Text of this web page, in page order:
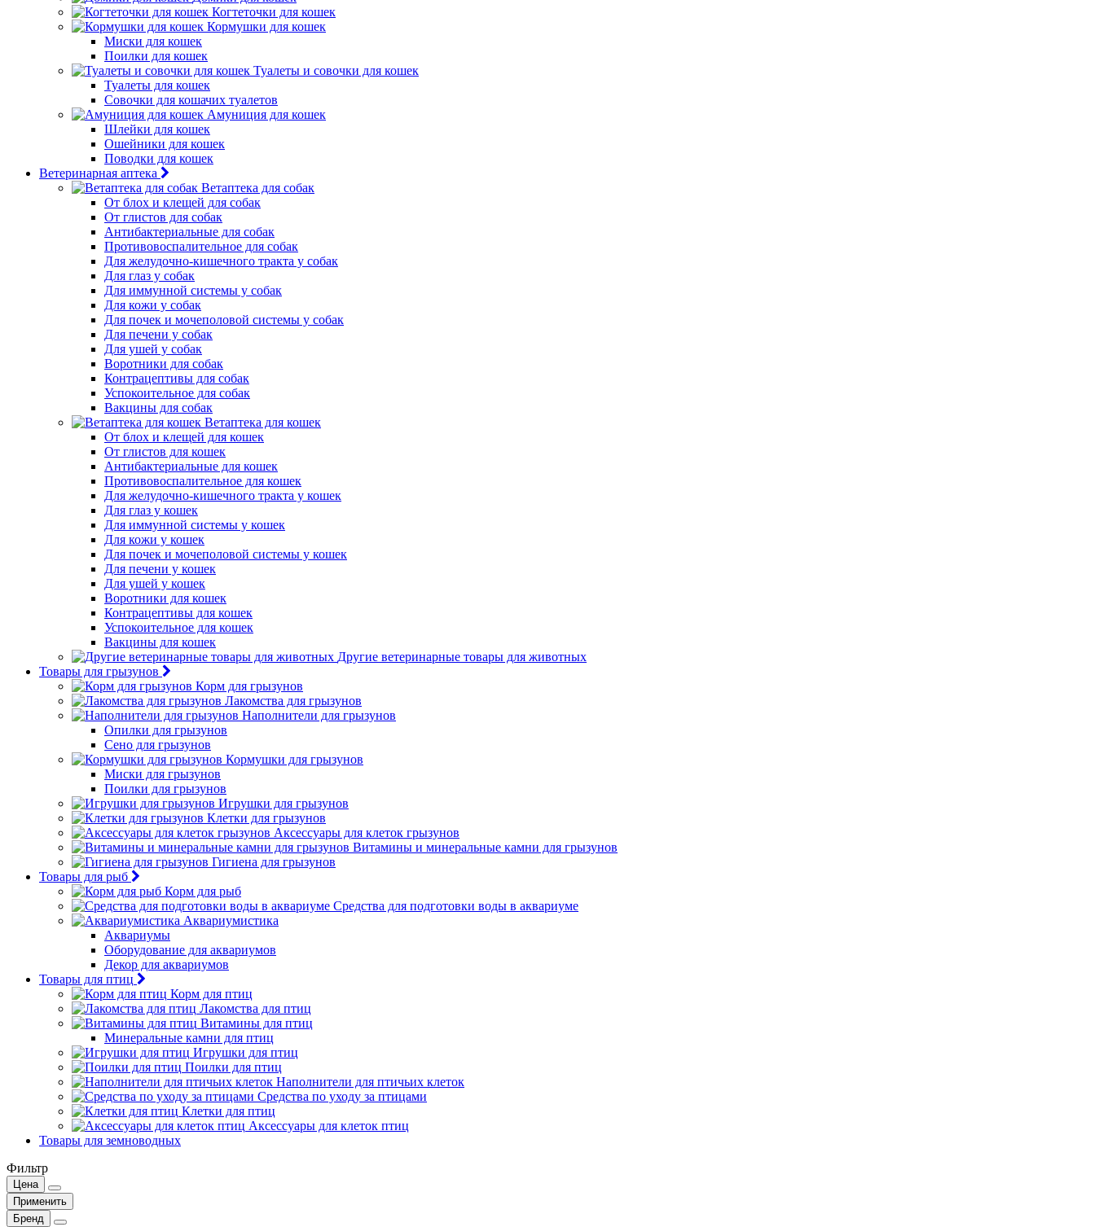
Когтеточки для кошек
Кормушки для кошек
Миски для кошек
Поилки для кошек
Туалеты и совочки для кошек
Туалеты для кошек
Совочки для кошачих туалетов
Амуниция для кошек
Шлейки для кошек
Ошейники для кошек
Поводки для кошек
Ветеринарная аптека
Ветаптека для собак
От блох и клещей для собак
От глистов для собак
Антибактериальные для собак
Противовоспалительное для собак
Для желудочно-кишечного тракта у собак
Для глаз у собак
Для иммунной системы у собак
Для кожи у собак
Для почек и мочеполовой системы у собак
Для печени у собак
Для ушей у собак
Воротники для собак
Контрацептивы для собак
Успокоительное для собак
Вакцины для собак
Ветаптека для кошек
От блох и клещей для кошек
От глистов для кошек
Антибактериальные для кошек
Противовоспалительное для кошек
Для желудочно-кишечного тракта у кошек
Для глаз у кошек
Для иммунной системы у кошек
Для кожи у кошек
Для почек и мочеполовой системы у кошек
Для печени у кошек
Для ушей у кошек
Воротники для кошек
Контрацептивы для кошек
Успокоительное для кошек
Вакцины для кошек
Другие ветеринарные товары для животных
Товары для грызунов
Корм для грызунов
Лакомства для грызунов
Наполнители для грызунов
Опилки для грызунов
Сено для грызунов
Кормушки для грызунов
Миски для грызунов
Поилки для грызунов
Игрушки для грызунов
Клетки для грызунов
Аксессуары для клеток грызунов
Витамины и минеральные камни для грызунов
Гигиена для грызунов
Товары для рыб
Корм для рыб
Средства для подготовки воды в аквариуме
Аквариумистика
Аквариумы
Оборудование для аквариумов
Декор для аквариумов
Товары для птиц
Корм для птиц
Лакомства для птиц
Витамины для птиц
Минеральные камни для птиц
Игрушки для птиц
Поилки для птиц
Наполнители для птичьих клеток
Средства по уходу за птицами
Клетки для птиц
Аксессуары для клеток птиц
Товары для земноводных
Фильтр
Цена
Применить
Бренд